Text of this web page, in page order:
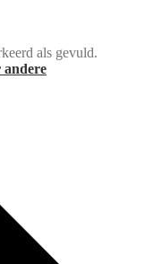
als gevuld.
andere